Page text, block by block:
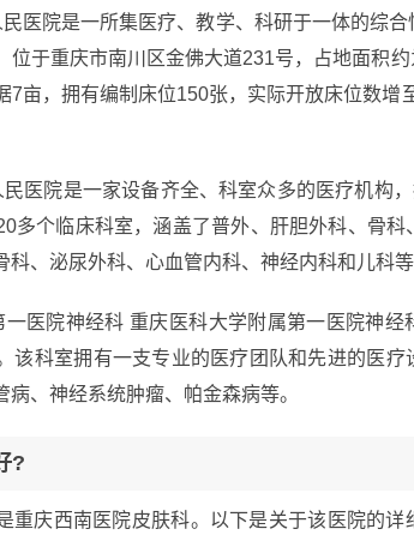
医院是一所集医疗、教学、科研于一体的综
位于重庆市南川区金佛大道231号，占地面积
7亩，拥有编制床位150张，实际开放床位数增
医院是一家设备齐全、科室众多的医疗机构
多个临床科室，涵盖了普外、肝胆外科、骨
、泌尿外科、心血管内科、神经内科和儿科等
医院神经科 重庆医科大学附属第一医院神经
该科室拥有一支专业的医疗团队和先进的医
、神经系统肿瘤、帕金森病等。
?
重庆西南医院皮肤科。以下是关于该医院的详